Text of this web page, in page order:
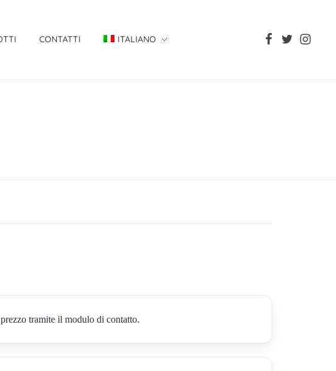
CONTATTI ITALIANO
tramite il modulo di contatto.